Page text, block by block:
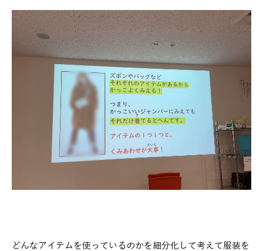
どんなアイテムを使っているのかを細分化して考えて服装を